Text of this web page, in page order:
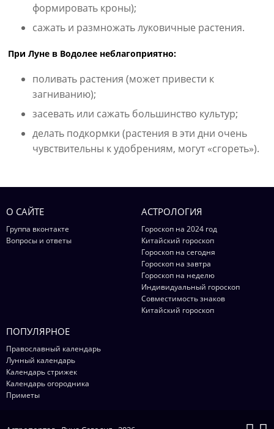
формировать кроны);
сажать и размножать луковичные растения.
При Луне в Водолее неблагоприятно:
поливать растения (может привести к
загниванию);
засевать или сажать большинство культур;
делать подкормки (растения в эти дни очень
чувствительны к удобрениям, могут «сгореть»).
О САЙТЕ
Группа вконтакте
Вопросы и ответы
АСТРОЛОГИЯ
Гороскоп на 2024 год
Китайский гороскоп
Гороскоп на сегодня
Гороскоп на завтра
Гороскоп на неделю
Индивидуальный гороскоп
Совместимость знаков
Китайский гороскоп
ПОПУЛЯРНОЕ
Православный календарь
Лунный календарь
Календарь стрижек
Календарь огородника
Приметы